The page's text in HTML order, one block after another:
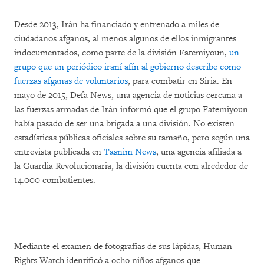
Desde 2013, Irán ha financiado y entrenado a miles de
ciudadanos afganos, al menos algunos de ellos inmigrantes
indocumentados, como parte de la división Fatemiyoun, un
grupo que un periódico iraní afín al gobierno describe como
fuerzas afganas de voluntarios, para combatir en Siria. En
mayo de 2015, Defa News, una agencia de noticias cercana a
las fuerzas armadas de Irán informó que el grupo Fatemiyoun
había pasado de ser una brigada a una división. No existen
estadísticas públicas oficiales sobre su tamaño, pero según una
entrevista publicada en Tasnim News, una agencia afiliada a
la Guardia Revolucionaria, la división cuenta con alrededor de
14.000 combatientes.
Mediante el examen de fotografías de sus lápidas, Human
Rights Watch identificó a ocho niños afganos que